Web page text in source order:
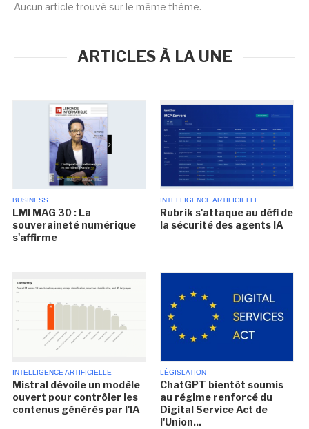
Aucun article trouvé sur le même thème.
ARTICLES À LA UNE
BUSINESS
LMI MAG 30 : La
souveraineté numérique
s'affirme
INTELLIGENCE ARTIFICIELLE
Rubrik s'attaque au défi de
la sécurité des agents IA
INTELLIGENCE ARTIFICIELLE
Mistral dévoile un modèle
ouvert pour contrôler les
contenus générés par l'IA
LÉGISLATION
ChatGPT bientôt soumis
au régime renforcé du
Digital Service Act de
l'Union...